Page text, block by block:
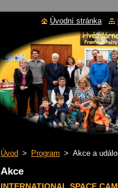
Úvod > Program > Akce a
Akce
Úvodní stránka